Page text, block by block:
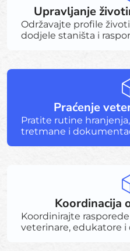
Upravljanje
Održavajte profile
dodjele staništa i
Praćenje
Pratite rutine
tretmane i
Koordinacija
Koordinirajte
veterinare, edukatore